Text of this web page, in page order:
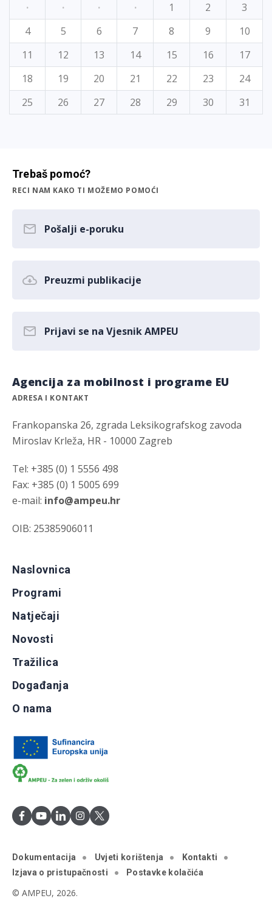
·
· · · 1 2
3
4
5 6 7 8 9
10
11
12 13 14 15 16
17
18
19 20 21 22 23
24
25
26 27 28 29 30 31
Trebaš pomoć?
RECI NAM KAKO TI MOŽEMO POMOĆI
Pošalji e-poruku
Preuzmi publikacije
Prijavi se na Vjesnik AMPEU
Agencija za mobilnost i programe EU
ADRESA I KONTAKT
Frankopanska 26, zgrada Leksikografskog zavoda
Miroslav Krleža, HR - 10000 Zagreb
Tel: +385 (0) 1 5556 498
Fax: +385 (0) 1 5005 699
e-mail: info@ampeu.hr
OIB: 25385906011
Naslovnica
Programi
Natječaji
Novosti
Tražilica
Događanja
O nama
Dokumentacija Uvjeti korištenja
Kontakti
Izjava o pristupačnosti
Postavke kolačića
© AMPEU, 2026.